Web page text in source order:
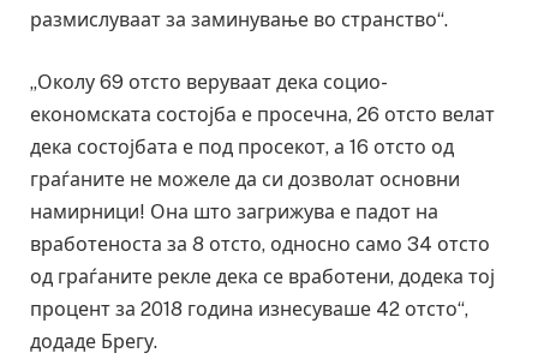
размислуваат за заминување во странство“.
„Околу 69 отсто веруваат дека социо-
економската состојба е просечна, 26 отсто велат
дека состојбата е под просекот, а 16 отсто од
граѓаните не можеле да си дозволат основни
намирници! Она што загрижува е падот на
вработеноста за 8 отсто, односно само 34 отсто
од граѓаните рекле дека се вработени, додека тој
процент за 2018 година изнесуваше 42 отсто“,
додаде Брегу.